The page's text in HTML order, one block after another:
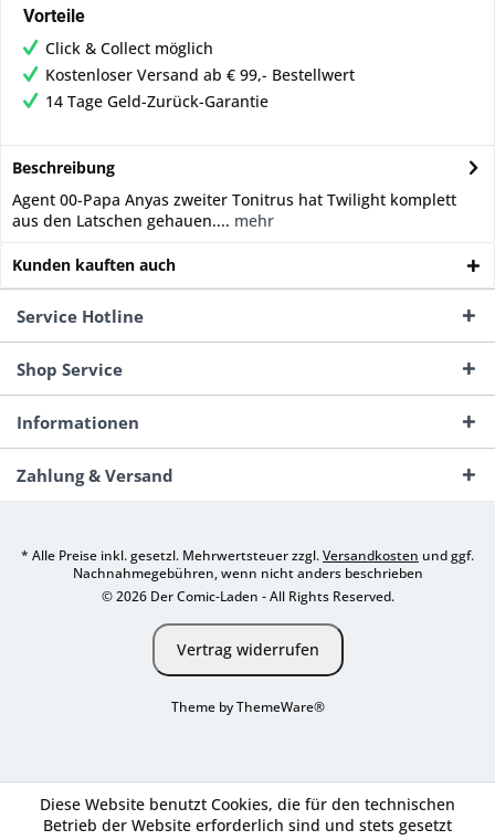
Vorteile
Click & Collect möglich
Kostenloser Versand ab € 99,- Bestellwert
14 Tage Geld-Zurück-Garantie
Beschreibung
Agent 00-Papa Anyas zweiter Tonitrus hat Twilight komplett
aus den Latschen gehauen.... mehr
Kunden kauften auch
Service Hotline
Shop Service
Informationen
Zahlung & Versand
* Alle Preise inkl. gesetzl. Mehrwertsteuer zzgl.Versandkosten und ggf.
Nachnahmegebühren, wenn nicht anders beschrieben
© 2026 Der Comic-Laden - All Rights Reserved.
Vertrag widerrufen
Theme byThemeWare®
Diese Website benutzt Cookies, die für den technischen
Betrieb der Website erforderlich sind und stets gesetzt